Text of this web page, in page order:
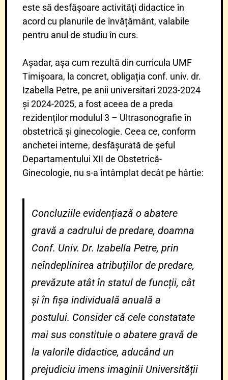
este să desfășoare activități didactice în
acord cu planurile de învățământ, valabile
pentru anul de studiu în curs.
Așadar, așa cum rezultă din curricula UMF
Timișoara, la concret, obligația conf. univ. dr.
Izabella Petre, pe anii universitari 2023-2024
și 2024-2025, a fost aceea de a preda
rezidenților modulul 3 – Ultrasonografie în
obstetrică și ginecologie. Ceea ce, conform
anchetei interne, desfășurată de șeful
Departamentului XII de Obstetrică-
Ginecologie, nu s-a întâmplat decât pe hârtie:
Concluziile evidențiază o abatere
gravă a cadrului de predare, doamna
Conf. Univ. Dr. Izabella Petre, prin
neîndeplinirea atribuțiilor de predare,
prevăzute atât în statul de funcții, cât
și în fișa individuală anuală a
postului. Consider că cele constatate
mai sus constituie o abatere gravă de
la valorile didactice, aducând un
prejudiciu imens imaginii Universității